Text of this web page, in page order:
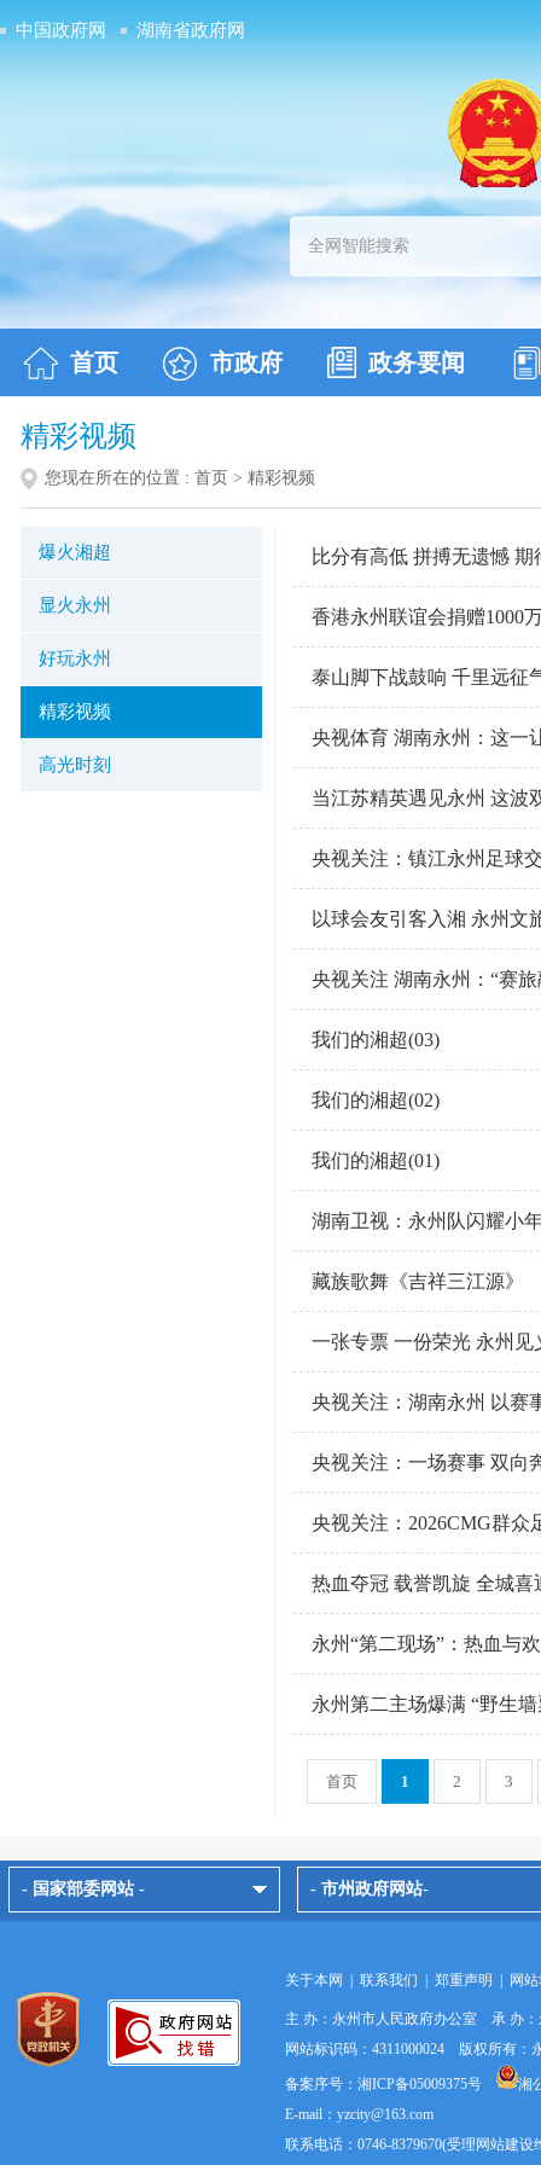
中国政府网 湖南省政府网
首页 市政府 政务要闻
精彩视频
您现在所在的位置 : 首页 > 精彩视频
爆火湘超
显火永州
好玩永州
精彩视频
高光时刻
比分有高低 拼搏无遗憾
香港永州联谊会捐赠1000
泰山脚下战鼓响 千里远征
央视体育 湖南永州：这一
当江苏精英遇见永州 这波
央视关注：镇江永州足球
以球会友引客入湘 永州文
央视关注 湖南永州：“赛
我们的湘超(03)
我们的湘超(02)
我们的湘超(01)
湖南卫视：永州队闪耀小
藏族歌舞《吉祥三江源》
一张专票 一份荣光 永州
央视关注：湖南永州 以赛
央视关注：一场赛事 双向
央视关注：2026CMG群众
热血夺冠 载誉凯旋 全城喜
永州“第二现场”：热血与
永州第二主场爆满 “野生
首页 1 2 3
- 国家部委网站 - - 市州政府网站-
关于本网 联系我们 郑重声明 网
主 办：永州市人民政府办公室 承 办
网站标识码：4311000024 版权所有：
备案序号：湘ICP备05009375号
湘
E-mail：yzcity@163.com
联系电话：0746-8379670(受理网站建